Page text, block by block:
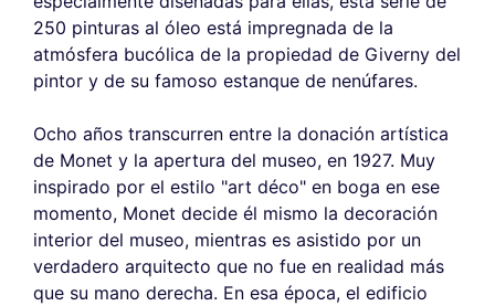
250 pinturas al óleo está impregnada de la
atmósfera bucólica de la propiedad de Giverny del
pintor y de su famoso estanque de nenúfares.
Ocho años transcurren entre la donación artística
de Monet y la apertura del museo, en 1927. Muy
inspirado por el estilo "art déco" en boga en ese
momento, Monet decide él mismo la decoración
interior del museo, mientras es asistido por un
verdadero arquitecto que no fue en realidad más
que su mano derecha. En esa época, el edificio